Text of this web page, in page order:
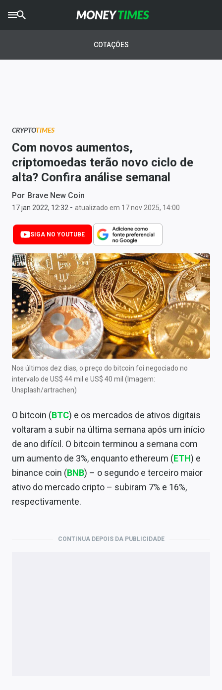
AGROTIMES
Newsletters
Money Trader
Anuncie
Últimas Notícias
Newsletters
Cotações
Comprar ou vender?
Carteiras Recomendadas
Central de Dividendos
Central de Fundos Imobiliários
Central dos IPOs
Renda Fixa
Mercados
Economia
Empresas
Brasil
COTAÇÕES
CRYPTOTIMES
Com novos aumentos,
criptomoedas terão novo ciclo de
alta? Confira análise semanal
Por Brave New Coin
17 jan 2022, 12:32 - atualizado em 17 nov 2025, 14:00
SIGA NO YOUTUBE
Nos últimos dez dias, o preço do bitcoin foi negociado no
intervalo de US$ 44 mil e US$ 40 mil (Imagem:
Unsplash/artrachen)
O bitcoin (BTC) e os mercados de ativos digitais
voltaram a subir na última semana após um início
de ano difícil. O bitcoin terminou a semana com
um aumento de 3%, enquanto ethereum (ETH) e
binance coin (BNB) – o segundo e terceiro maior
ativo do mercado cripto – subiram 7% e 16%,
respectivamente.
CONTINUA DEPOIS DA PUBLICIDADE